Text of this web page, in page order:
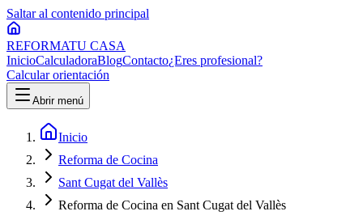
Saltar al contenido principal
REFORMATU CASA
InicioCalculadoraBlogContacto¿Eres profesional?
Calcular orientación
Abrir menú
Inicio
Reforma de Cocina
Sant Cugat del Vallès
Reforma de Cocina en Sant Cugat del Vallès